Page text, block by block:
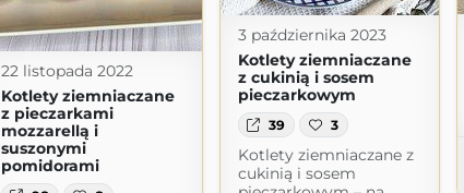
3 października 2023
Kotlety ziemniaczane
z cukinią i sosem
pieczarkowym
39 3
Kotlety ziemniaczane z
cukinią i sosem
22 listopada 2022
Kotlety ziemniaczane
z pieczarkami
mozzarellą i
suszonymi
pomidorami